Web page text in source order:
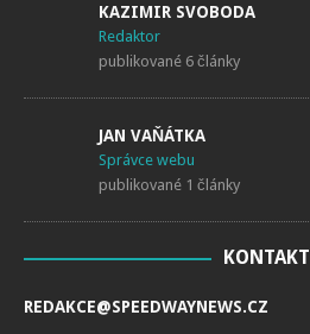
KAZIMIR SVOBODA
publikované 6 články
JAN VAŇÁTKA
publikované 1 články
KONTAKT
REDAKCE@SPEEDWAYNEWS.CZ